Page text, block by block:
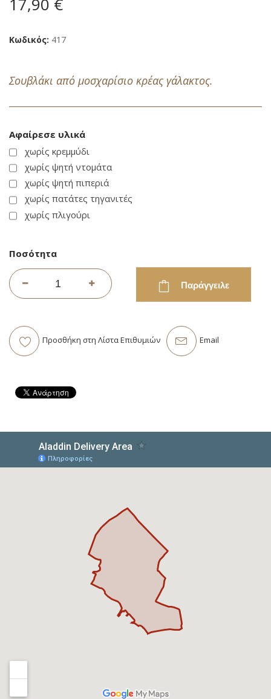
εικόνων
Κωδικός 417
Σουβλάκι από μοσχαρίσιο κρέας γάλακτος.
Αφαίρεσε υλικά
χωρίς κρεμμύδι
χωρίς ψητή ντομάτα
χωρίς ψητή πιπεριά
χωρίς πατάτες τηγανιτές
χωρίς πλιγούρι
Ποσότητα
Παράγγειλε
Προσθήκη στη Λίστα Επιθυμιών Email